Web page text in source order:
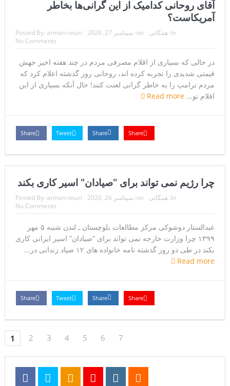
آقای روحانی کدامیک از این گرانی‌ها بخاطر
آمریکاست؟
Posted By: arman nouri on: سپتامبر 27, 2020 In: همگانی
No Comments
در حالی که بسیاری از اقلام مصرفی مردم در چند هفته اخیر جهش
قیمتی شدیدی را تجربه کرده اند، روحانی روز گذشته اعلام کرد که
مردم ترامپ را به خاطر گرانی لعنت کنند! حال آنکه بسیاری از این
اقلام تو... Read more
Share Tweet Share Share
چرا رژیم نمی تواند برای "صیادان" اسیر کاری بکند
Posted By: arman nouri on: سپتامبر 26, 2020 In: همگانی
No Comments
عبدالستار دوشوکی مرکز مطالعات بلوچستان ـ لندن شنبه ۵ مهر
١٣٩٩ چرا وزارت خارجه نمی تواند برای “صیادان” اسیر ایرانی کاری
بکند در طی دو روز گذشته نامه خانواده های ١٢ صیاد زندانی در...
Read more
Share Tweet Share Share
1 2 3 4 5 6 7